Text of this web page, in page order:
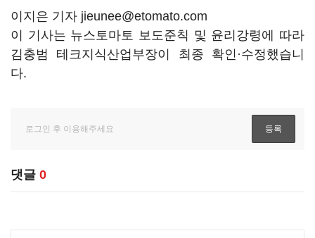
이지은 기자 jieunee@etomato.com
이 기사는 뉴스토마토 보도준칙 및 윤리강령에 따라
김충범 테크지식산업부장이 최종 확인·수정했습니
다.
댓글 0